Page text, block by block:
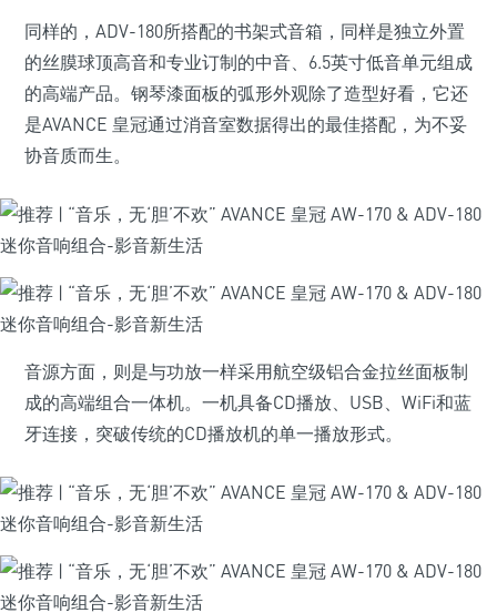
同样的，ADV-180所搭配的书架式音箱，同样是独立外置
的丝膜球顶高音和专业订制的中音、6.5英寸低音单元组成
的高端产品。钢琴漆面板的弧形外观除了造型好看，它还
是AVANCE 皇冠通过消音室数据得出的最佳搭配，为不妥
协音质而生。
音源方面，则是与功放一样采用航空级铝合金拉丝面板制
成的高端组合一体机。一机具备CD播放、USB、WiFi和蓝
牙连接，突破传统的CD播放机的单一播放形式。